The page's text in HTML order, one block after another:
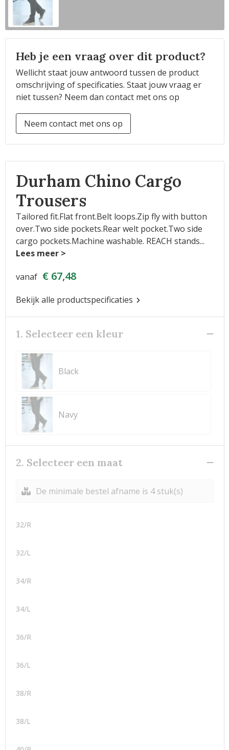
Heb je een vraag over dit product?
Wellicht staat jouw antwoord tussen de product
omschrijving of specificaties. Staat jouw vraag er
niet tussen? Neem dan contact met ons op
Neem contact met ons op
Durham Chino Cargo
Trousers
Tailored fit.Flat front.Belt loops.Zip fly with button
over.Two side pockets.Rear welt pocket.Two side
cargo pockets.Machine washable. REACH stands...
vanaf € 67,48
Bekijk alle productspecificaties
1. Selecteer een kleur
Black
Navy
2. Selecteer een maat
De minimale bestel afname is 4 stuk(s)
32/R
32/L
34/R
34/L
36/R
36/L
38/R
38/L